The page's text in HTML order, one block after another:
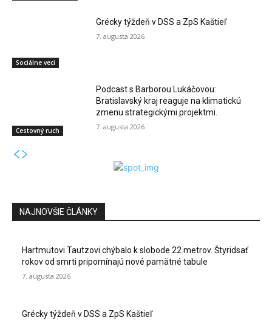
Sociálne veci
Grécky týždeň v DSS a ZpS Kaštieľ
7. augusta 2026
Cestovný ruch
Podcast s Barborou Lukáčovou:
Bratislavský kraj reaguje na klimatickú
zmenu strategickými projektmi.
7. augusta 2026
NAJNOVŠIE ČLÁNKY
Hartmutovi Tautzovi chýbalo k slobode 22 metrov. Štyridsať
rokov od smrti pripomínajú nové pamätné tabule
7. augusta 2026
Grécky týždeň v DSS a ZpS Kaštieľ